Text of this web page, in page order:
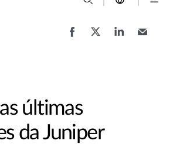
últimas
da Juniper